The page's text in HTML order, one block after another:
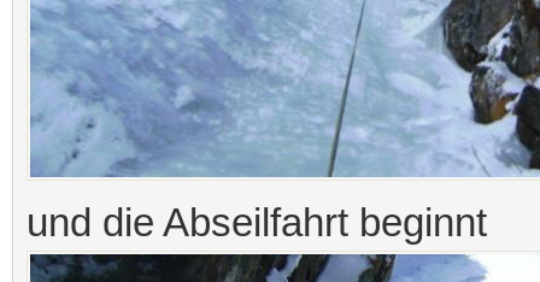
und die Abseilfahrt beginnt